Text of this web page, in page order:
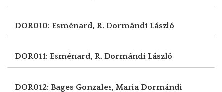
DOR010: Esménard, R. Dormándi László
DOR011: Esménard, R. Dormándi László
DOR012: Bages Gonzales, MariaDormándi